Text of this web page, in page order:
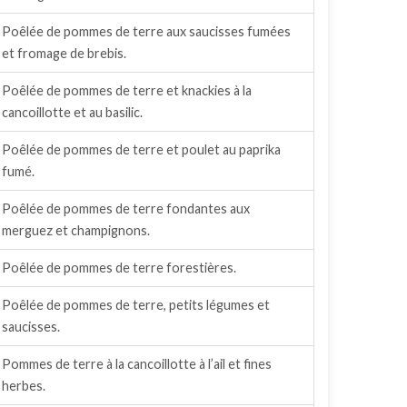
Poêlée de pommes de terre aux saucisses fumées
et fromage de brebis.
Poêlée de pommes de terre et knackies à la
cancoillotte et au basilic.
Poêlée de pommes de terre et poulet au paprika
fumé.
Poêlée de pommes de terre fondantes aux
merguez et champignons.
Poêlée de pommes de terre forestières.
Poêlée de pommes de terre, petits légumes et
saucisses.
Pommes de terre à la cancoillotte à l’ail et fines
herbes.